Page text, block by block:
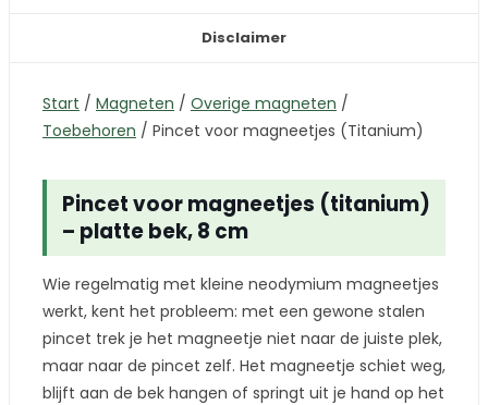
Disclaimer
Start / Magneten / Overige magneten /
Toebehoren / Pincet voor magneetjes (Titanium)
Pincet voor magneetjes (titanium)
– platte bek, 8 cm
Wie regelmatig met kleine neodymium magneetjes
werkt, kent het probleem: met een gewone stalen
pincet trek je het magneetje niet naar de juiste plek,
maar naar de pincet zelf. Het magneetje schiet weg,
blijft aan de bek hangen of springt uit je hand op het